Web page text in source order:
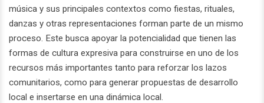
música y sus principales contextos como fiestas, rituales,
danzas y otras representaciones forman parte de un mismo
proceso. Este busca apoyar la potencialidad que tienen las
formas de cultura expresiva para construirse en uno de los
recursos más importantes tanto para reforzar los lazos
comunitarios, como para generar propuestas de desarrollo
local e insertarse en una dinámica local.